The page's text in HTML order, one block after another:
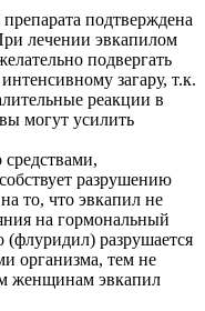
подтверждена
лечении эвкапилом
подвергать
загару, т.к.
реакции в
могут усилить
средствами,
разрушению
то, что эвкапил не
на гормональный
(флуридил) разрушается
организма, тем не
женщинам эвкапил